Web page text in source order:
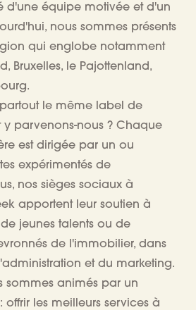
d'une équipe motivée et d'un
nous sommes présents
qui englobenotamment
Bruxelles, le Pajottenland,
le même label de
parvenons-nous ? Chaque
est dirigée par un ou
expérimentés de
nos sièges sociaux à
apportent leur soutien à
jeunes talents ou de
de l'immobilier, dans
et du marketing.
sommes animés par un
les meilleurs services à